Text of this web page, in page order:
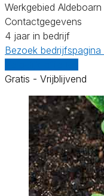
Werkgebied Aldeboarn
Contactgegevens
4 jaar in bedrijf
Bezoek bedrijfspagina
Gratis - Vrijblijvend